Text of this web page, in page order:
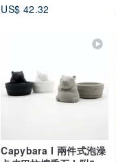
US$ 42.32
Capybara I 兩件式泡澡